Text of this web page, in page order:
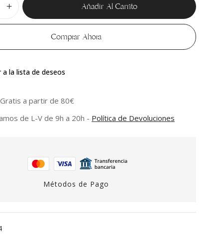
Añadir Al Carrito
Comprar Ahora
a la lista de deseos
a partir de 80€
de L-V de 9h a 20h - Política de Devoluciones
Métodos de Pago